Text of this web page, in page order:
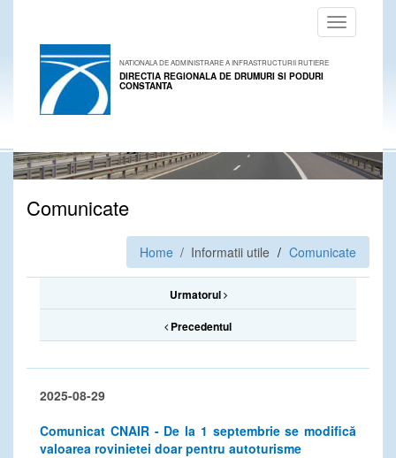
Toggle
navigation
NATIONALA DE ADMINISTRARE A INFRASTRUCTURII RUTIERE
DIRECTIA REGIONALA DE DRUMURI SI PODURI
CONSTANTA
Comunicate
Home / Informatii utile Comunicate
Urmatorul
Precedentul
2025-08-29
Comunicat CNAIR - De la 1 septembrie se modifică
valoarea rovinietei doar pentru autoturisme